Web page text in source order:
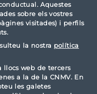
Aquestes
sobre els vostres
visitades) i perfils
la nostra política
llocs web de tercers
a la de la CNMV. En
les galetes
en la